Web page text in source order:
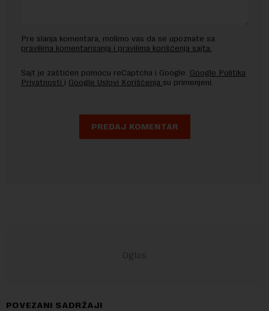
Pre slanja komentara, molimo vas da se upoznate sa
pravilima komentarisanja i pravilima korišćenja sajta.
Sajt je zaštićen pomocu reCaptcha i Google. Google Politika
Privatnosti i Google Uslovi Korišćenja su primenjeni.
POVEZANI SADRŽAJI